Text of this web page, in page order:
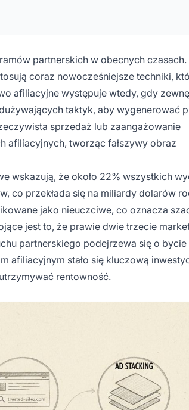
partnerskich w obecnych
coraz nowocześniejsze techniki,
afiliacyjne występuje wtedy, gdy
taktyk, aby wygenerować
sprzedaż lub zaangażowanie
afiliacyjnych, tworząc fałszywy obraz
wskazują, że około 22% wszystkich
co przekłada się na miliardy dolarów
jako nieuczciwe, co oznacza
jest to, że prawie dwie trzecie
partnerskiego podejrzewa się o bycie
afiliacyjnym stało się kluczową
rentowność.